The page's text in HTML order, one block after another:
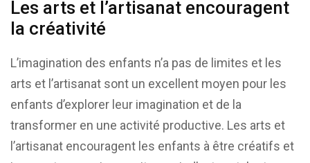
Les arts et l’artisanat encouragent
la créativité
L’imagination des enfants n’a pas de limites et les
arts et l’artisanat sont un excellent moyen pour les
enfants d’explorer leur imagination et de la
transformer en une activité productive. Les arts et
l’artisanat encouragent les enfants à être créatifs et